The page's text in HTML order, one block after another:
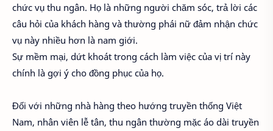
chức vụ thu ngân. Họ là những người chăm sóc, trả lời các
câu hỏi của khách hàng và thường phái nữ đảm nhận chức
vụ này nhiều hơn là nam giới.
Sự mềm mại, dứt khoát trong cách làm việc của vị trí này
chính là gợi ý cho đồng phục của họ.
Đối với những nhà hàng theo hướng truyền thống Việt
Nam, nhân viên lễ tân, thu ngân thường mặc áo dài truyền